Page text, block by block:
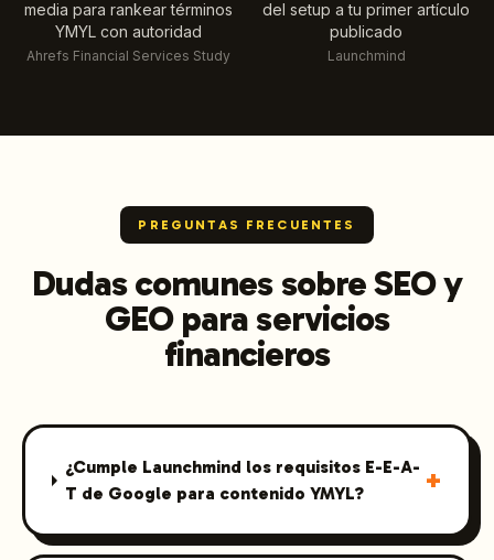
media para rankear términos
YMYL con autoridad
Ahrefs Financial Services Study
del setup a tu primer artículo
publicado
Launchmind
PREGUNTAS FRECUENTES
Dudas comunes sobre SEO y
GEO para servicios
financieros
¿Cumple Launchmind los requisitos E-E-A-
T de Google para contenido YMYL?
+